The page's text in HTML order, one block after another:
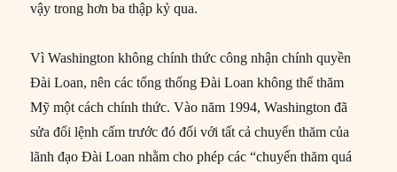
vậy trong hơn ba thập kỷ qua.
Vì Washington không chính thức công nhận chính quyền
Đài Loan, nên các tổng thống Đài Loan không thể thăm
Mỹ một cách chính thức. Vào năm 1994, Washington đã
sửa đổi lệnh cấm trước đó đối với tất cả chuyến thăm của
lãnh đạo Đài Loan nhằm cho phép các “chuyến thăm quá